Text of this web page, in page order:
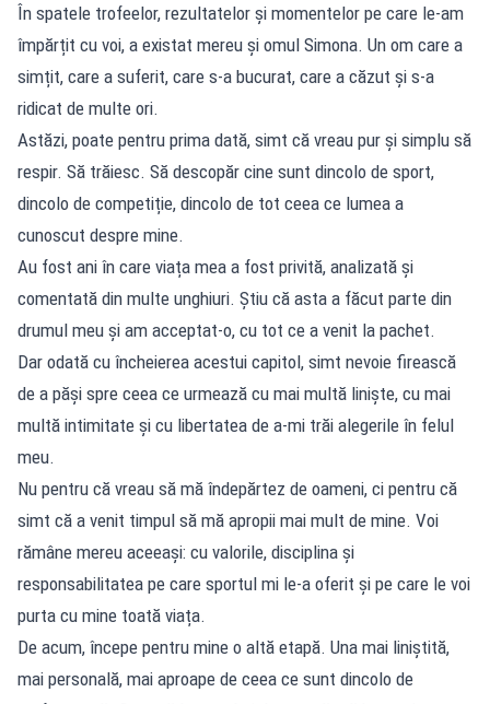
În spatele trofeelor, rezultatelor și momentelor pe care le-am
împărțit cu voi, a existat mereu și omul Simona. Un om care a
simțit, care a suferit, care s-a bucurat, care a căzut și s-a
ridicat de multe ori.
Astăzi, poate pentru prima dată, simt că vreau pur și simplu să
respir. Să trăiesc. Să descopăr cine sunt dincolo de sport,
dincolo de competiție, dincolo de tot ceea ce lumea a
cunoscut despre mine.
Au fost ani în care viața mea a fost privită, analizată și
comentată din multe unghiuri. Știu că asta a făcut parte din
drumul meu și am acceptat-o, cu tot ce a venit la pachet.
Dar odată cu încheierea acestui capitol, simt nevoie firească
de a păși spre ceea ce urmează cu mai multă liniște, cu mai
multă intimitate și cu libertatea de a-mi trăi alegerile în felul
meu.
Nu pentru că vreau să mă îndepărtez de oameni, ci pentru că
simt că a venit timpul să mă apropii mai mult de mine. Voi
rămâne mereu aceeași: cu valorile, disciplina și
responsabilitatea pe care sportul mi le-a oferit și pe care le voi
purta cu mine toată viața.
De acum, începe pentru mine o altă etapă. Una mai liniștită,
mai personală, mai aproape de ceea ce sunt dincolo de